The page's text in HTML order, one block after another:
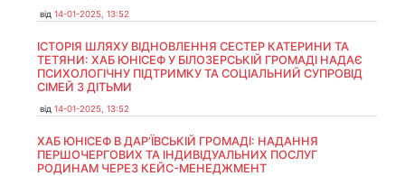
від 14-01-2025, 13:52
ІСТОРІЯ ШЛЯХУ ВІДНОВЛЕННЯ СЕСТЕР КАТЕРИНИ ТА
ТЕТЯНИ: ХАБ ЮНІСЕФ У БІЛОЗЕРСЬКІЙ ГРОМАДІ НАДАЄ
ПСИХОЛОГІЧНУ ПІДТРИМКУ ТА СОЦІАЛЬНИЙ СУПРОВІД
СІМЕЙ З ДІТЬМИ
від 14-01-2025, 13:52
ХАБ ЮНІСЕФ В ДАР’ЇВСЬКІЙ ГРОМАДІ: НАДАННЯ
ПЕРШОЧЕРГОВИХ ТА ІНДИВІДУАЛЬНИХ ПОСЛУГ
РОДИНАМ ЧЕРЕЗ КЕЙС-МЕНЕДЖМЕНТ